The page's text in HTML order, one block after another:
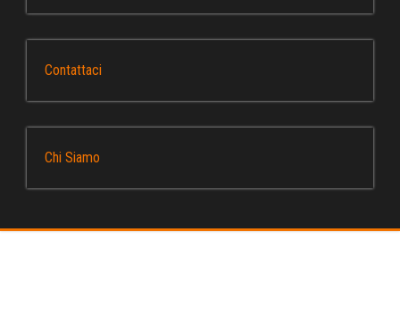
Contattaci
Chi Siamo